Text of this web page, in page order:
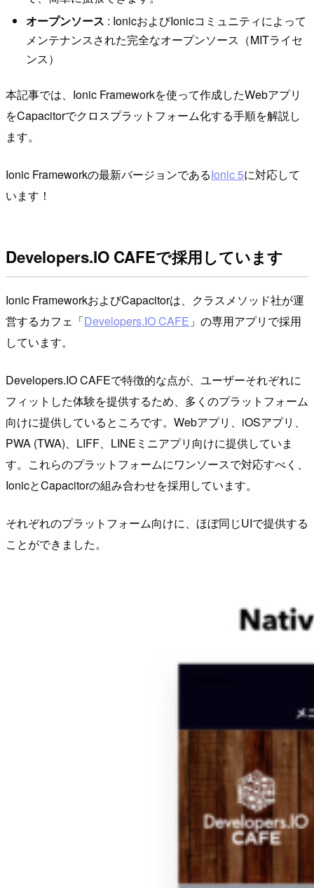
オープンソース : IonicおよびIonicコミュニティによって
メンテナンスされた完全なオープンソース（MITライセ
ンス）
本記事では、Ionic Frameworkを使って作成したWebアプリ
をCapacitorでクロスプラットフォーム化する手順を解説し
ます。
Ionic Frameworkの最新バージョンであるIonic 5に対応して
います！
Developers.IO CAFEで採用しています
Ionic FrameworkおよびCapacitorは、クラスメソッド社が運
営するカフェ「Developers.IO CAFE 」の専用アプリで採用
しています。
Developers.IO CAFEで特徴的な点が、ユーザーそれぞれに
フィットした体験を提供するため、多くのプラットフォーム
向けに提供しているところです。Webアプリ、iOSアプリ、
PWA (TWA)、LIFF、LINEミニアプリ向けに提供していま
す。これらのプラットフォームにワンソースで対応すべく、
IonicとCapacitorの組み合わせを採用しています。
それぞれのプラットフォーム向けに、ほぼ同じUIで提供する
ことができました。